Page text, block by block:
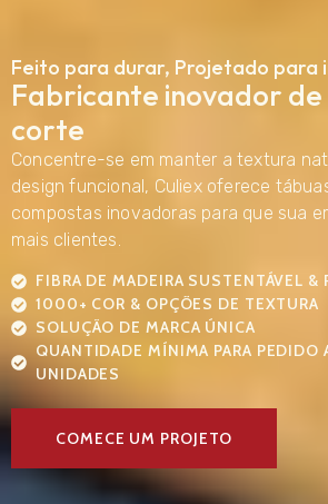
Feito para durar, Projetado para
Fabricante inovador
corte
Concentre-se em manter a textura
design funcional, Culiex oferece
compostas inovadoras para que sua
mais clientes.
FIBRA DE MADEIRA SUSTENTÁVEL &
1000+ COR & OPÇÕES DE TEXTURA
SOLUÇÃO DE MARCA ÚNICA
QUANTIDADE MÍNIMA PARA PEDIDO
UNIDADES
COMECE UM PROJETO